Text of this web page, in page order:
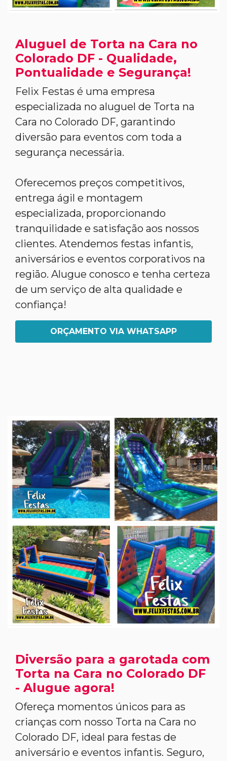
Aluguel de Torta na Cara no
Colorado DF - Qualidade,
Pontualidade e Segurança!
Felix Festas é uma empresa
especializada no aluguel de Torta na
Cara no Colorado DF, garantindo
diversão para eventos com toda a
segurança necessária.
Oferecemos preços competitivos,
entrega ágil e montagem
especializada, proporcionando
tranquilidade e satisfação aos nossos
clientes. Atendemos festas infantis,
aniversários e eventos corporativos na
região. Alugue conosco e tenha certeza
de um serviço de alta qualidade e
confiança!
ORÇAMENTO VIA WHATSAPP
Diversão para a garotada com
Torta na Cara no Colorado DF
- Alugue agora!
Ofereça momentos únicos para as
crianças com nosso Torta na Cara no
Colorado DF, ideal para festas de
aniversário e eventos infantis. Seguro,